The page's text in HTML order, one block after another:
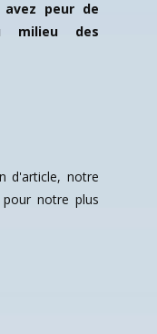
peur de
milieu des
d'article, notre
notre plus